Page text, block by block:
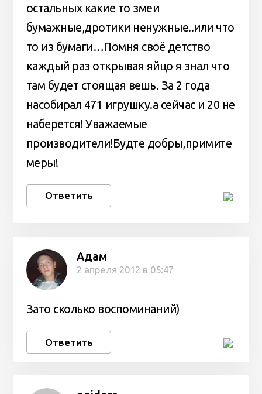
остальных какие то змеи
бумажные,дротики ненужные..или что
то из бумаги…Помня своё детство
каждый раз открывая яйцо я знал что
там будет стоящая вешь. За 2 года
насобирал 471 игрушку.а сейчас и 20 не
наберется! Уважаемые
производители!Будте добры,примите
меры!
Ответить
Адам
2 апреля 2012 в 05:47
Зато сколько воспоминаний)
Ответить